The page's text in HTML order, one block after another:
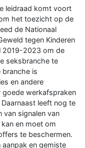
leidraad komt voort
het toezicht op de
de Nationaal
tegen Kinderen
2019-2023 om de
seksbranche te
is
en andere
goede werkafspraken
leeft nog te
van signalen van
en moet om
te beschermen.
en gemiste